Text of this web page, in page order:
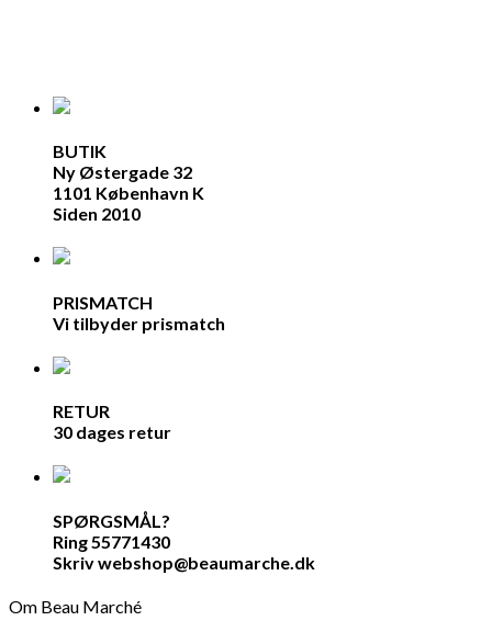
BUTIK
Ny Østergade 32
1101 København K
Siden 2010
PRISMATCH
Vi tilbyder prismatch
RETUR
30 dages retur
SPØRGSMÅL?
Ring 55771430
Skriv webshop@beaumarche.dk
Om Beau Marché